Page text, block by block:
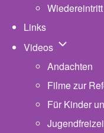
Wiedereintritt
Links
Videos
Andachten
Filme zur
Für Kinder